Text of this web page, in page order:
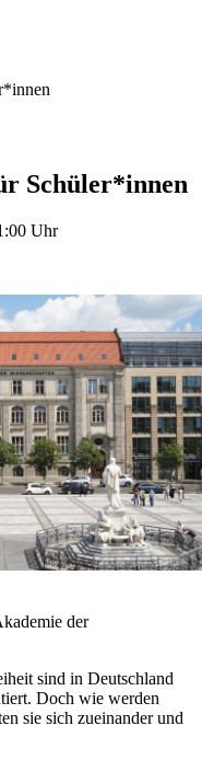
Schüler*innen
Uhr
der
sind in Deutschland
Doch wie werden
sie sich zueinander und